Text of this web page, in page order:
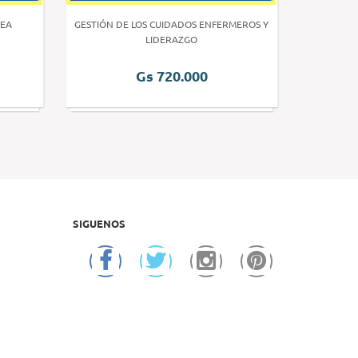
GESTIÓN DE LOS CUIDADOS ENFERMEROS Y
LIDERAZGO
Gs 720.000
SIGUENOS